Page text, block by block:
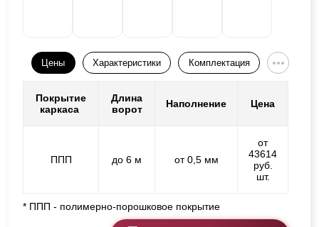
Цены Характеристики Комплектация
Покрытие
каркаса
Длина
ворот
Наполнение Цена
ППП до 6 м от 0,5 мм
от
43614
руб.
шт.
* ППП - полимерно-порошковое покрытие